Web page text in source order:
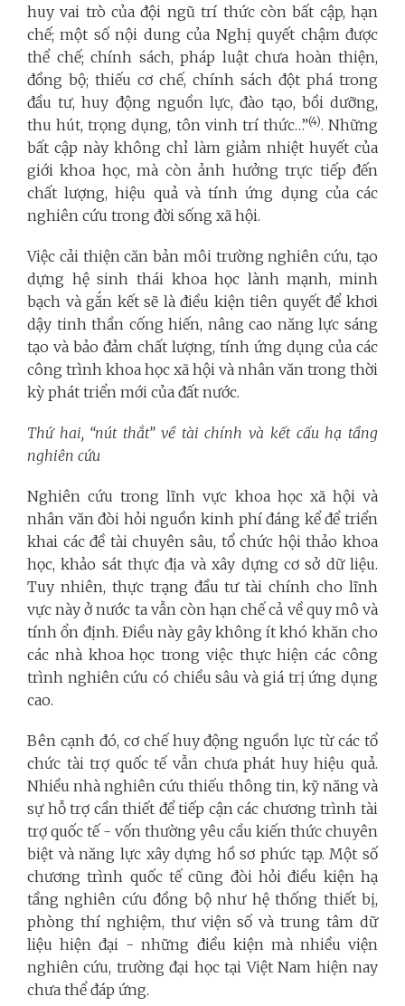
huy vai trò của đội ngũ trí thức còn bất cập, hạn
chế; một số nội dung của Nghị quyết chậm được
thể chế; chính sách, pháp luật chưa hoàn thiện,
đồng bộ; thiếu cơ chế, chính sách đột phá trong
đầu tư, huy động nguồn lực, đào tạo, bồi dưỡng,
thu hút, trọng dụng, tôn vinh trí thức…”(4). Những
bất cập này không chỉ làm giảm nhiệt huyết của
giới khoa học, mà còn ảnh hưởng trực tiếp đến
chất lượng, hiệu quả và tính ứng dụng của các
nghiên cứu trong đời sống xã hội.
Việc cải thiện căn bản môi trường nghiên cứu, tạo
dựng hệ sinh thái khoa học lành mạnh, minh
bạch và gắn kết sẽ là điều kiện tiên quyết để khơi
dậy tinh thần cống hiến, nâng cao năng lực sáng
tạo và bảo đảm chất lượng, tính ứng dụng của các
công trình khoa học xã hội và nhân văn trong thời
kỳ phát triển mới của đất nước.
Thứ hai, “nút thắt” về tài chính và kết cấu hạ tầng
nghiên cứu
Nghiên cứu trong lĩnh vực khoa học xã hội và
nhân văn đòi hỏi nguồn kinh phí đáng kể để triển
khai các đề tài chuyên sâu, tổ chức hội thảo khoa
học, khảo sát thực địa và xây dựng cơ sở dữ liệu.
Tuy nhiên, thực trạng đầu tư tài chính cho lĩnh
vực này ở nước ta vẫn còn hạn chế cả về quy mô và
tính ổn định. Điều này gây không ít khó khăn cho
các nhà khoa học trong việc thực hiện các công
trình nghiên cứu có chiều sâu và giá trị ứng dụng
cao.
Bên cạnh đó, cơ chế huy động nguồn lực từ các tổ
chức tài trợ quốc tế vẫn chưa phát huy hiệu quả.
Nhiều nhà nghiên cứu thiếu thông tin, kỹ năng và
sự hỗ trợ cần thiết để tiếp cận các chương trình tài
trợ quốc tế - vốn thường yêu cầu kiến thức chuyên
biệt và năng lực xây dựng hồ sơ phức tạp. Một số
chương trình quốc tế cũng đòi hỏi điều kiện hạ
tầng nghiên cứu đồng bộ như hệ thống thiết bị,
phòng thí nghiệm, thư viện số và trung tâm dữ
liệu hiện đại - những điều kiện mà nhiều viện
nghiên cứu, trường đại học tại Việt Nam hiện nay
chưa thể đáp ứng.